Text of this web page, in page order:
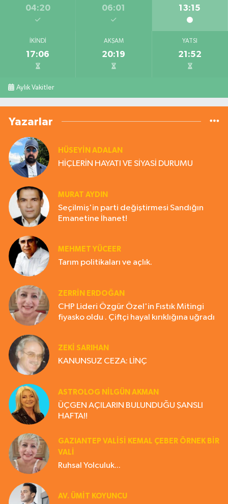
04:20 06:01 13:15
İKINDI
17:06
AKŞAM
20:19
YATSI
21:52
Aylık Vakitler
Yazarlar
HÜSEYIN ADALAN
HİÇLERİN HAYATI VE SİYASİ DURUMU
MURAT AYDIN
Seçilmiş'in parti değiştirmesi Sandığın
Emanetine İhanet!
MEHMET YÜCEER
Tarım politikaları ve açlık.
ZERRIN ERDOĞAN
CHP Lideri Özgür Özel'in Fıstık Mitingi
fiyasko oldu . Çiftçi hayal kırıklığına uğradı
ZEKI SARIHAN
KANUNSUZ CEZA: LİNÇ
ASTROLOG NILGÜN AKMAN
ÜÇGEN AÇILARIN BULUNDUĞU ŞANSLI
HAFTA!!
GAZIANTEP VALISI KEMAL ÇEBER ÖRNEK BİR
VALİ
Ruhsal Yolculuk...
AV. ÜMIT KOYUNCU